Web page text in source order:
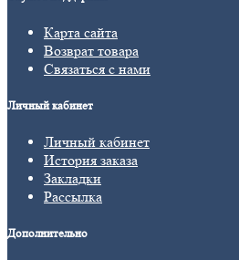
Карта сайта
Возврат товара
Связаться с нами
Личный кабинет
Личный кабинет
История заказа
Закладки
Рассылка
Дополнительно